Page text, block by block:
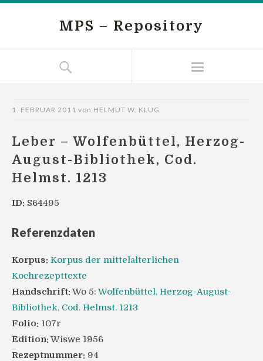
MPS – Repository
1. FEBRUAR 2011 von HELMUT W. KLUG
Leber – Wolfenbüttel, Herzog-
August-Bibliothek, Cod.
Helmst. 1213
ID: S64495
Referenzdaten
Korpus: Korpus der mittelalterlichen
Kochrezepttexte
Handschrift: Wo 5: Wolfenbüttel, Herzog-August-
Bibliothek, Cod. Helmst. 1213
Folio: 107r
Edition: Wiswe 1956
Rezeptnummer: 94